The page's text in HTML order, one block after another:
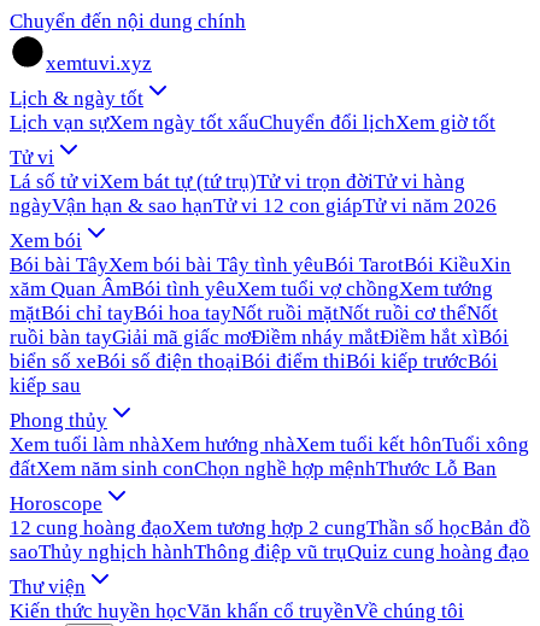
Chuyển đến nội dung chính
xemtuvi.xyz
Lịch & ngày tốt
Lịch vạn sựXem ngày tốt xấuChuyển đổi lịchXem giờ tốt
Tử vi
Lá số tử viXem bát tự (tứ trụ)Tử vi trọn đờiTử vi hàng
ngàyVận hạn & sao hạnTử vi 12 con giápTử vi năm 2026
Xem bói
Bói bài TâyXem bói bài Tây tình yêuBói TarotBói KiềuXin
xăm Quan ÂmBói tình yêuXem tuổi vợ chồngXem tướng
mặtBói chỉ tayBói hoa tayNốt ruồi mặtNốt ruồi cơ thểNốt
ruồi bàn tayGiải mã giấc mơĐiềm nháy mắtĐiềm hắt xìBói
biển số xeBói số điện thoạiBói điểm thiBói kiếp trướcBói
kiếp sau
Phong thủy
Xem tuổi làm nhàXem hướng nhàXem tuổi kết hônTuổi xông
đấtXem năm sinh conChọn nghề hợp mệnhThước Lỗ Ban
Horoscope
12 cung hoàng đạoXem tương hợp 2 cungThần số họcBản đồ
saoThủy nghịch hànhThông điệp vũ trụQuiz cung hoàng đạo
Thư viện
Kiến thức huyền họcVăn khấn cổ truyềnVề chúng tôi